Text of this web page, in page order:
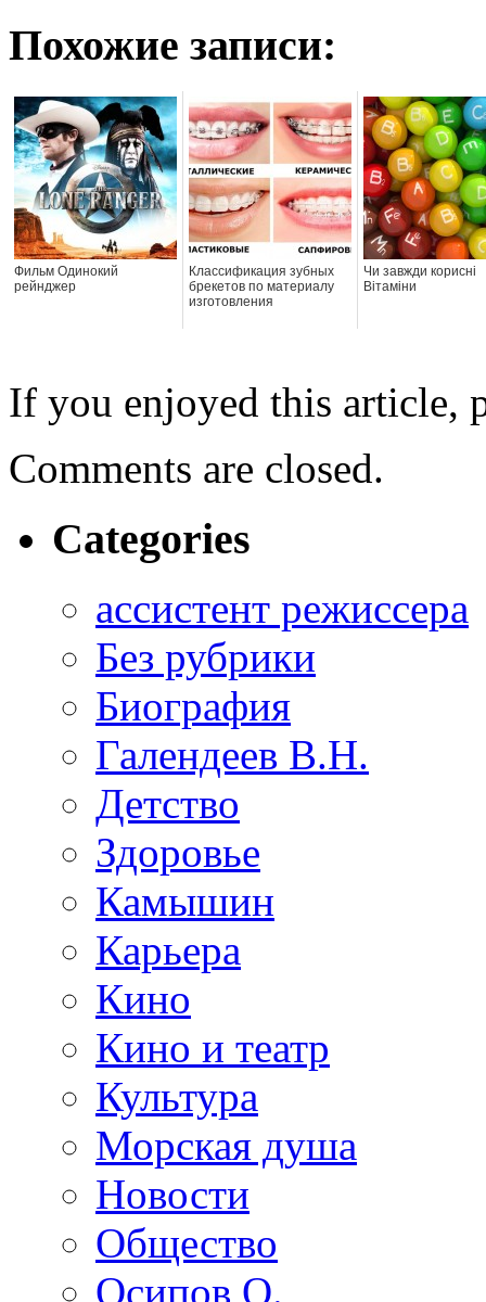
Похожие записи:
Фильм Одинокий
рейнджер
Классификация зубных
брекетов по материалу
изготовления
Чи завжди корисні
Вітаміни
If you enjoyed this article,
Comments are closed.
Categories
ассистент режиссера
Без рубрики
Биография
Галендеев В.Н.
Детство
Здоровье
Камышин
Карьера
Кино
Кино и театр
Культура
Морская душа
Новости
Общество
Осипов О.